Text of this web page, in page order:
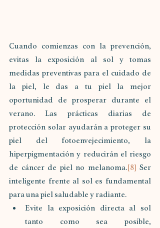
Cuando comienzas con la prevención,
evitas la exposición al sol y tomas
medidas preventivas para el cuidado de
la piel, le das a tu piel la mejor
oportunidad de prosperar durante el
verano. Las prácticas diarias de
protección solar ayudarán a proteger su
piel del fotoenvejecimiento, la
hiperpigmentación y reducirán el riesgo
de cáncer de piel no melanoma.[8] Ser
inteligente frente al sol es fundamental
para una piel saludable y radiante.
Evite la exposición directa al sol
tanto como sea posible,